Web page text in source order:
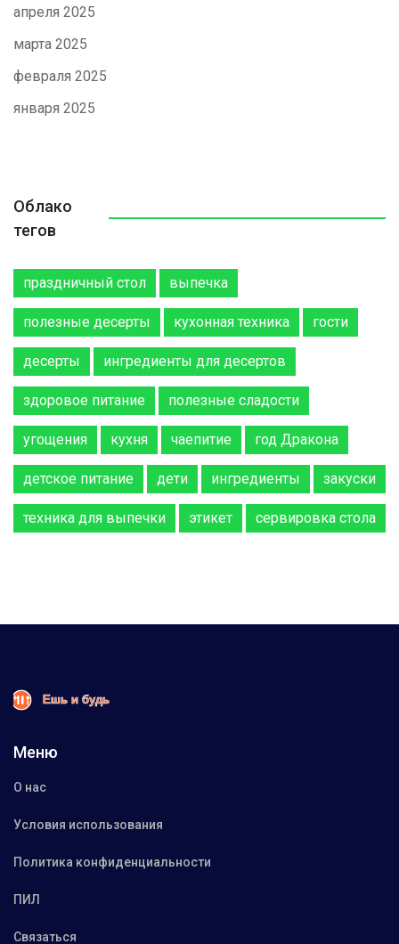
апреля 2025
марта 2025
февраля 2025
января 2025
Облако
тегов
праздничный стол выпечка
полезные десерты кухонная техника гости
десерты ингредиенты для десертов
здоровое питание полезные сладости
угощения кухня чаепитие год Дракона
детское питание дети ингредиенты закуски
техника для выпечки этикет сервировка стола
Меню
О нас
Условия использования
Политика конфиденциальности
ПИЛ
Связаться